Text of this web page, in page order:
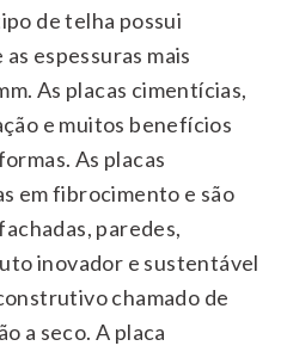
de telha possui
espessuras mais
As placas cimentícias,
e muitos benefícios
As placas
em fibrocimento e são
paredes,
inovador e sustentável
chamado de
a seco. A placa